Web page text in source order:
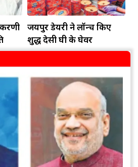
जयपुर डेयरी ने लॉन्च किए
शुद्ध देसी घी के घेवर